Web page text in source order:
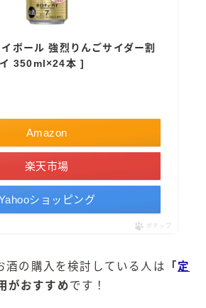
ボール 強烈りんごサイダー割
350ml×24本 ]
Amazon
楽天市場
ショッピング
ポチップ
酒の購入を検討している人は 「 定
がおすすめです！